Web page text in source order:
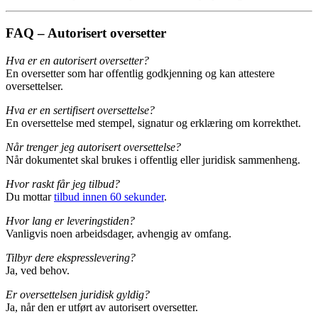
FAQ – Autorisert oversetter
Hva er en autorisert oversetter?
En oversetter som har offentlig godkjenning og kan attestere
oversettelser.
Hva er en sertifisert oversettelse?
En oversettelse med stempel, signatur og erklæring om korrekthet.
Når trenger jeg autorisert oversettelse?
Når dokumentet skal brukes i offentlig eller juridisk sammenheng.
Hvor raskt får jeg tilbud?
Du mottartilbud innen 60 sekunder.
Hvor lang er leveringstiden?
Vanligvis noen arbeidsdager, avhengig av omfang.
Tilbyr dere ekspresslevering?
Ja, ved behov.
Er oversettelsen juridisk gyldig?
Ja, når den er utført av autorisert oversetter.